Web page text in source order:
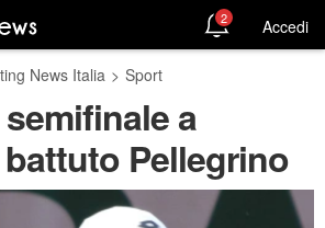
2 Accedi
News Italia > Sport
a
Pellegrino